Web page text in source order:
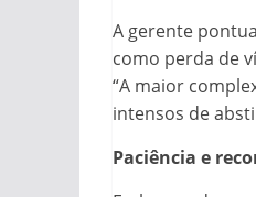
A gerente
como perda de
“A maior
intensos de
Paciência e